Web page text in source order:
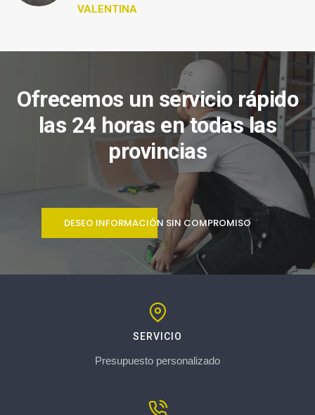
VALENTINA
Ofrecemos un servicio rápido
las 24 horas en todas las
provincias
DESEO INFORMACIÓN SIN COMPROMISO
SERVICIO
Presupuesto personalizado